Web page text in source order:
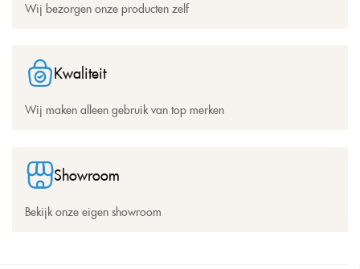
Wij bezorgen onze producten zelf
Kwaliteit
Wij maken alleen gebruik van top merken
Showroom
Bekijk onze eigen showroom